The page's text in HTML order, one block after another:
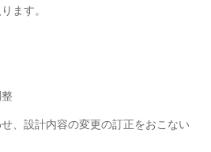
ます。
、設計内容の変更の訂正をおこない